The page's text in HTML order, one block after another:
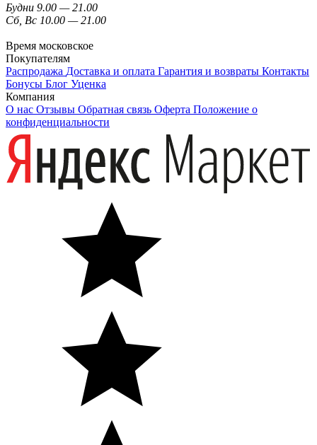
Будни 9.00 — 21.00
Сб, Вс 10.00 — 21.00
Время московское
Покупателям
Распродажа Доставка и оплата Гарантия и возвраты Контакты
Бонусы Блог Уценка
Компания
О нас Отзывы Обратная связь Оферта Положение о
конфиденциальности